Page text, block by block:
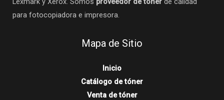
para fotocopiadora e impresora.
Mapa de Sitio
Inicio
Catálogo de tóner
Venta de tóner